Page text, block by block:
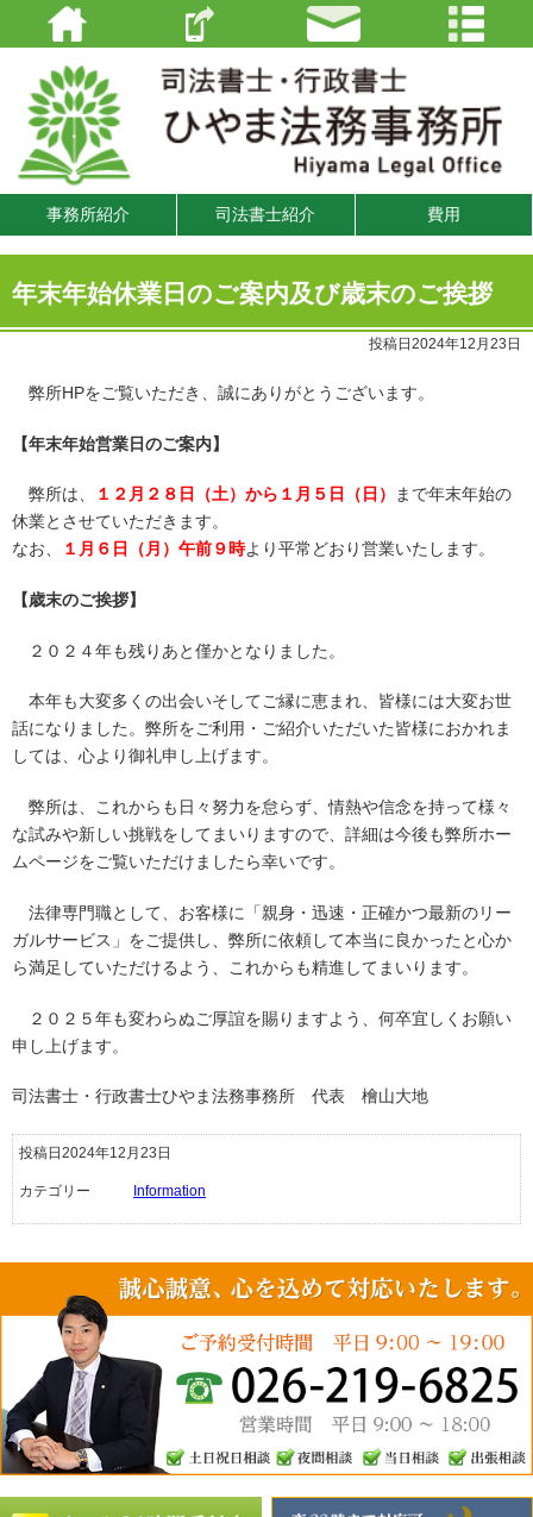
事務所紹介 司法書士紹介 費用
年末年始休業日のご案内及び歳末のご挨拶
投稿日2024年12月23日
弊所HPをご覧いただき、誠にありがとうございます。
【年末年始営業日のご案内】
弊所は、 １２月２８日（土）から１月５日（日）
まで年末年始の
休業とさせていただきます。
なお、
１月６日（月）午前９時より平常どおり営業いたします。
【歳末のご挨拶】
２０２４年も残りあと僅かとなりました。
本年も大変多くの出会いそしてご縁に恵まれ、皆様には大変お世
話になりました。弊所をご利用・ご紹介いただいた皆様におかれま
しては、心より御礼申し上げます。
弊所は、これからも日々努力を怠らず、情熱や信念を持って様々
な試みや新しい挑戦をしてまいりますので、詳細は今後も弊所ホー
ムページをご覧いただけましたら幸いです。
法律専門職として、お客様に「親身・迅速・正確かつ最新のリー
ガルサービス」をご提供し、弊所に依頼して本当に良かったと心か
ら満足していただけるよう、これからも精進してまいります。
２０２５年も変わらぬご厚誼を賜りますよう、何卒宜しくお願い
申し上げます。
司法書士・行政書士ひやま法務事務所 代表 檜山大地
投稿日2024年12月23日
カテゴリー Information